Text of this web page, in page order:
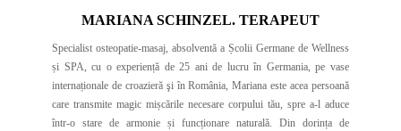
MARIANA SCHINZEL. TERAPEUT
Specialist osteopatie-masaj, absolventă a Școlii Germane de Wellness
și SPA, cu o experiență de 25 ani de lucru în Germania, pe vase
internaționale de croazieră şi în România, Mariana este acea persoană
care transmite magic mișcările necesare corpului tău, spre a-l aduce
într-o stare de armonie și funcționare naturală. Din dorința de